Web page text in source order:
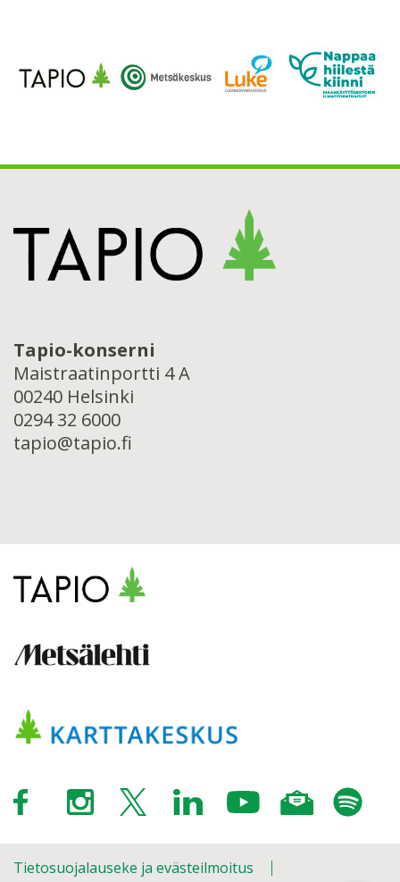
Tapio-konserni
Maistraatinportti 4 A
00240 Helsinki
0294 32 6000
tapio@tapio.fi
Tietosuojalauseke ja evästeilmoitus